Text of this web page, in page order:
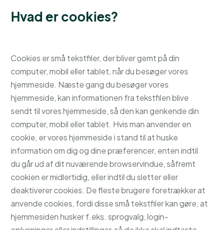
Hvad er cookies?
Cookies er små tekstfiler, der bliver gemt på din
computer, mobil eller tablet, når du besøger vores
hjemmeside. Næste gang du besøger vores
hjemmeside, kan informationen fra tekstfilen blive
sendt til vores hjemmeside, så den kan genkende din
computer, mobil eller tablet. Hvis man anvender en
cookie, er vores hjemmeside i stand til at huske
information om dig og dine præferencer, enten indtil
du går ud af dit nuværende browservindue, såfremt
cookien er midlertidig, eller indtil du sletter eller
deaktiverer cookies. De fleste brugere foretrækker at
anvende cookies, fordi disse små tekstfiler kan gøre, at
hjemmesiden husker f.eks. sprogvalg, login-